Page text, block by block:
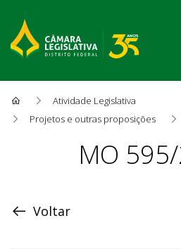
Atividade Legislativa
Projetos e outras proposições
Proposição
MO
Voltar